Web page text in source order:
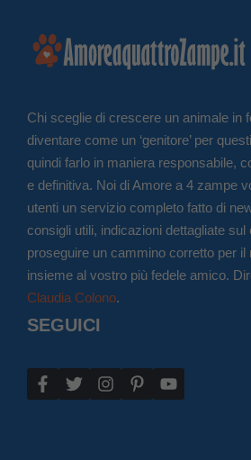
Chi sceglie di crescere un animale in
diventare come un ‘genitore’ per
quindi farlo in maniera responsabile,
e definitiva. Noi di Amore a 4 zampe
utenti un servizio completo fatto di
consigli utili, indicazioni dettagliate
proseguire un cammino corretto per il
insieme al vostro più fedele amico.
Claudia Colono.
SEGUICI